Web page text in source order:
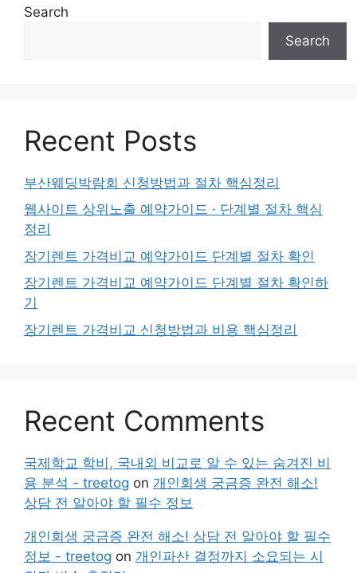
Search
Search
Recent Posts
부산웨딩박람회 신청방법과 절차 핵심정리
웹사이트 상위노출 예약가이드 · 단계별 절차 핵심
정리
장기렌트 가격비교 예약가이드 단계별 절차 확인
장기렌트 가격비교 예약가이드 단계별 절차 확인하
기
장기렌트 가격비교 신청방법과 비용 핵심정리
Recent Comments
국제학교 학비, 국내외 비교로 알 수 있는 숨겨진 비
용 분석 - treetog on 개인회생 궁금증 완전 해소!
상담 전 알아야 할 필수 정보
개인회생 궁금증 완전 해소! 상담 전 알아야 할 필수
정보 - treetog on 개인파산 결정까지 소요되는 시